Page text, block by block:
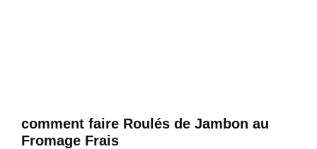
comment faire Roulés de Jambon au
Fromage Frais